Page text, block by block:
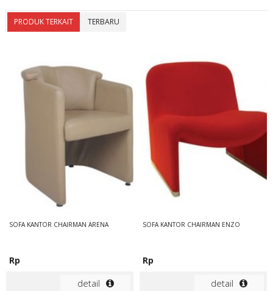
PRODUK TERKAIT TERBARU
SOFA KANTOR CHAIRMAN ARENA
Rp
detail
SOFA KANTOR CHAIRMAN ENZO
Rp
detail